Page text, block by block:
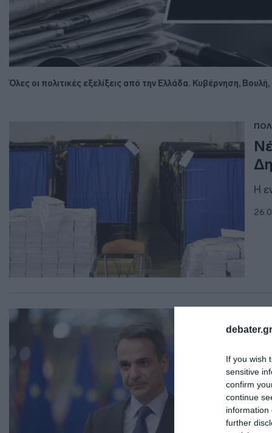
If you wish
sensitive
confirm
continue
information
further
Όλες οι πολιτικές εξελίξεις από την Ελλάδα. Κυβέρνηση,
Η
Ο